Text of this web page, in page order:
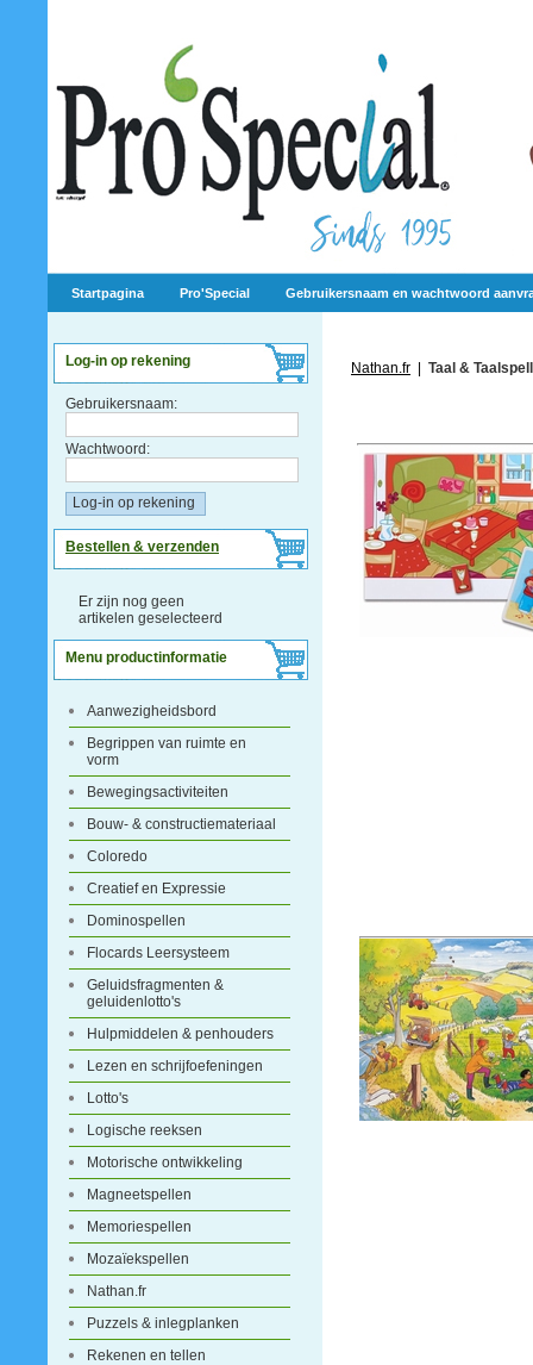
Startpagina Pro'Special Gebruikersnaam en wachtwoord
Log-in op rekening
Gebruikersnaam:
Wachtwoord:
Bestellen & verzenden
Er zijn nog geen
artikelen geselecteerd
Menu productinformatie
Aanwezigheidsbord
Begrippen van ruimte en
vorm
Bewegingsactiviteiten
Bouw- & constructiemateriaal
Coloredo
Creatief en Expressie
Dominospellen
Flocards Leersysteem
Geluidsfragmenten &
geluidenlotto's
Hulpmiddelen & penhouders
Lezen en schrijfoefeningen
Lotto's
Logische reeksen
Motorische ontwikkeling
Magneetspellen
Memoriespellen
Mozaïekspellen
Nathan.fr
Puzzels & inlegplanken
Rekenen en tellen
Nathan.fr Taal &